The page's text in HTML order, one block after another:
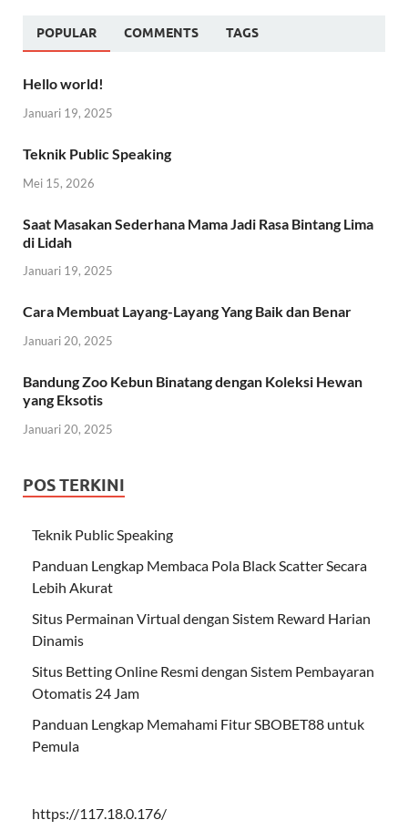
POPULAR COMMENTS TAGS
Hello world!
Januari 19, 2025
Teknik Public Speaking
Mei 15, 2026
Saat Masakan Sederhana Mama Jadi Rasa Bintang Lima
di Lidah
Januari 19, 2025
Cara Membuat Layang-Layang Yang Baik dan Benar
Januari 20, 2025
Bandung Zoo Kebun Binatang dengan Koleksi Hewan
yang Eksotis
Januari 20, 2025
POS TERKINI
Teknik Public Speaking
Panduan Lengkap Membaca Pola Black Scatter Secara
Lebih Akurat
Situs Permainan Virtual dengan Sistem Reward Harian
Dinamis
Situs Betting Online Resmi dengan Sistem Pembayaran
Otomatis 24 Jam
Panduan Lengkap Memahami Fitur SBOBET88 untuk
Pemula
https://117.18.0.176/